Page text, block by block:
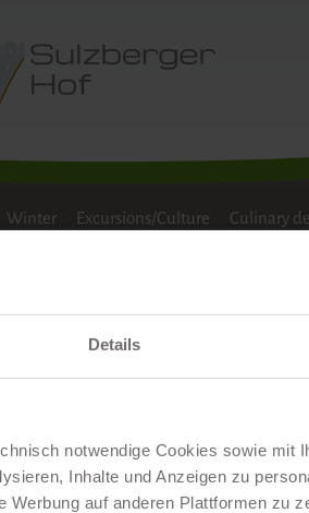
Details
notwendige Cookies sowie mit
Inhalte und Anzeigen zu
Werbung auf anderen Plattformen zu
Winter Excursions/Culture Culinary
businesses